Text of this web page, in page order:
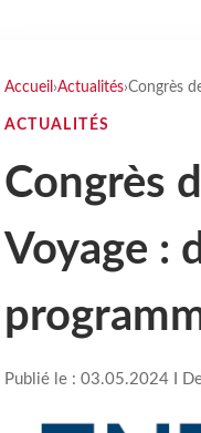
Accueil ›Actualités›Congrès
ACTUALITÉS
Congrès
Voyage :
Publié le : 03.05.2024 I